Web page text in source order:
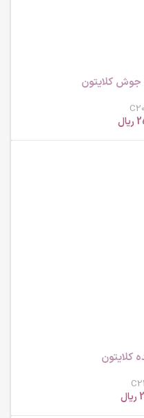
کلایتون
ریال
کلایتون
ریال